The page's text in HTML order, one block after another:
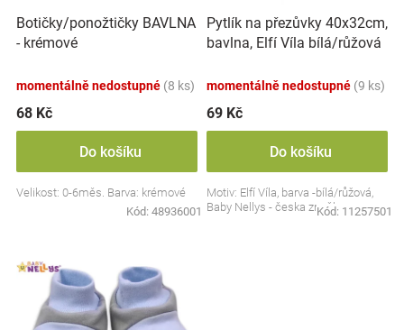
oblečení
Značky
Hračkářství
ůo
d
u
t
ů
Botičky/ponožtičky BAVLNA
- krémové
momentálně nedostupné (8 ks)
68 Kč
Do košíku
Velikost: 0-6měs. Barva: krémové
Kód: 48936001
Pytlík na přezůvky 40x32cm,
bavlna, Elfí Víla bílá/růžová
momentálně nedostupné (9 ks)
69 Kč
Do košíku
Motiv: Elfí Víla, barva -bílá/růžová,
Baby Nellys - česka značka
Kód: 11257501